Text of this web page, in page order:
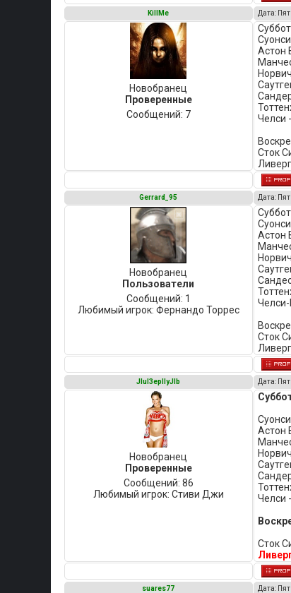
KillMe Дата:
Новобранец
Проверенные
Сообщений: 7
Астон
Челси
Сток
Gerrard_95 Дата:
Новобранец
Пользователи
Сообщений: 1
Любимый игрок: Фернандо Торрес
Астон
Сток
JIuI3epIIyJIb Дата:
Новобранец
Проверенные
Сообщений: 86
Любимый игрок: Стиви Джи
Астон
Челси
Сток
suares77 Дата: